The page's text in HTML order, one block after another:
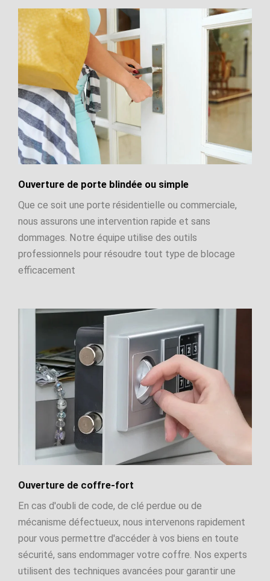
Ouverture de porte blindée ou simple
Que ce soit une porte résidentielle ou commerciale,
nous assurons une intervention rapide et sans
dommages. Notre équipe utilise des outils
professionnels pour résoudre tout type de blocage
efficacement
Ouverture de coffre-fort
En cas d'oubli de code, de clé perdue ou de
mécanisme défectueux, nous intervenons rapidement
pour vous permettre d'accéder à vos biens en toute
sécurité, sans endommager votre coffre. Nos experts
utilisent des techniques avancées pour garantir une